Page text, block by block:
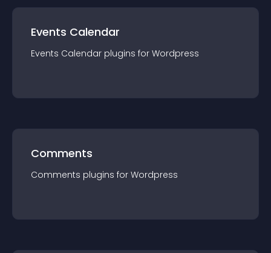
Events Calendar
Events Calendar plugins for Wordpress
Comments
Comments plugins for Wordpress